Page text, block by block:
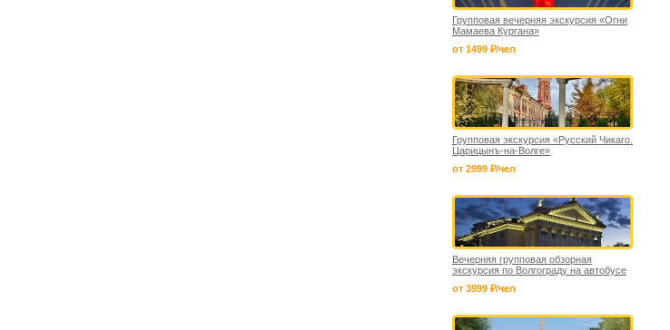
Групповая вечерняя экскурсия «Огни
Мамаева Кургана»
от 1499 ₽/чел
Групповая экскурсия «Русский Чикаго.
Царицынъ-на-Волге»
от 2999 ₽/чел
Вечерняя групповая обзорная
экскурсия по Волгограду на автобусе
от 3999 ₽/чел